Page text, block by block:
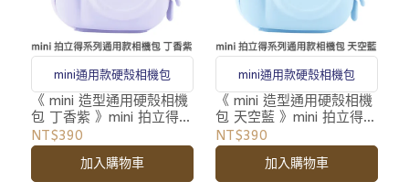
mini通用款硬殼相機包
《 mini 造型通用硬殼相機
包 丁香紫 》mini 拍立得
專用 相機包 收納包 附背
帶
NT$390
加入購物車
mini通用款硬殼相機包
《 mini 造型通用硬殼相機
包 天空藍 》mini 拍立得
專用 相機包 收納包 附背
帶
NT$390
加入購物車